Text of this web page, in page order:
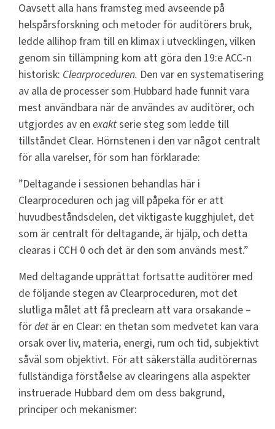
Oavsett alla hans framsteg med avseende på
helspårsforskning och metoder för auditörers bruk,
ledde allihop fram till en klimax i utvecklingen, vilken
genom sin tillämpning kom att göra den 19:e ACC-n
historisk: Clearproceduren. Den var en systematisering
av alla de processer som Hubbard hade funnit vara
mest användbara när de användes av auditörer, och
utgjordes av en exaktserie steg som ledde till
tillståndet Clear. Hörnstenen i den var något centralt
för alla varelser, för som han förklarade:
”Deltagande i sessionen behandlas här i
Clearproceduren och jag vill påpeka för er att
huvudbeståndsdelen, det viktigaste kugghjulet, det
som är centralt för deltagande, är hjälp, och detta
clearas i CCH 0 och det är den som används mest.”
Med deltagande upprättat fortsatte auditörer med
de följande stegen av Clearproceduren, mot det
slutliga målet att få preclearn att vara orsakande –
fördet är en Clear: en thetan som medvetet kan vara
orsak över liv, materia, energi, rum och tid, subjektivt
såväl som objektivt. För att säkerställa auditörernas
fullständiga förståelse av clearingens alla aspekter
instruerade Hubbard dem om dess bakgrund,
principer och mekanismer: